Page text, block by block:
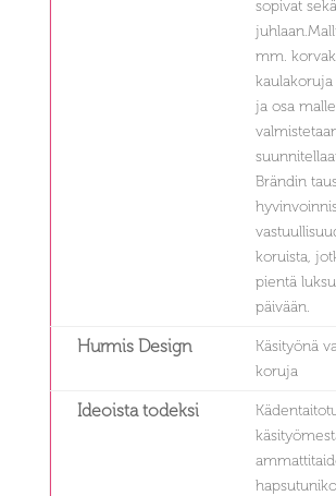
sopivat
mm.
ja osa
Brändin
koruista,
pientä
päivään.
Hurmis Design
Käsityönä
koruja
Ideoista todeksi